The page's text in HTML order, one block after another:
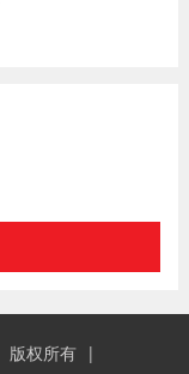
版权所有 |